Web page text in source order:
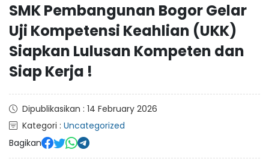
SMK Pembangunan Bogor Gelar
Uji Kompetensi Keahlian (UKK)
Siapkan Lulusan Kompeten dan
Siap Kerja !
Dipublikasikan : 14 February 2026
Kategori : Uncategorized
Bagikan